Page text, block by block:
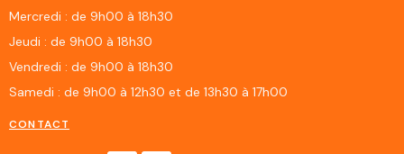
Mercredi : de 9h00 à 18h30
Jeudi : de 9h00 à 18h30
Vendredi : de 9h00 à 18h30
Samedi : de 9h00 à 12h30 et de 13h30 à 17h00
CONTACT